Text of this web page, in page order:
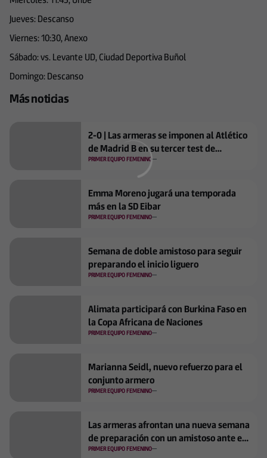
Jueves: Descanso
Viernes: 10:30, Anexo
Sábado: vs. Levante UD, Ciudad Deportiva Buñol
Domingo: Descanso
Más noticias
2-0 | Las armeras se imponen al Atlético
de Madrid B en su tercer test de
pretemporada
PRIMER EQUIPO FEMENINO
Emma Moreno jugará una temporada
más en la SD Eibar
PRIMER EQUIPO FEMENINO
Semana de doble amistoso para seguir
preparando el inicio liguero
PRIMER EQUIPO FEMENINO
Alimata participará con Burkina Faso en
la Copa Africana de Naciones
PRIMER EQUIPO FEMENINO
Marianna Seidl, nuevo refuerzo para el
conjunto armero
PRIMER EQUIPO FEMENINO
Las armeras afrontan una nueva semana
de preparación con un amistoso ante el
Toulouse FC
PRIMER EQUIPO FEMENINO